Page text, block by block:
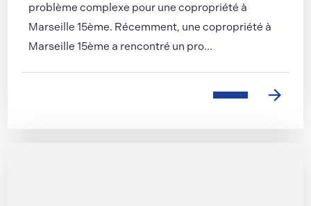
problème complexe pour une copropriété à
Marseille 15ème. Récemment, une copropriété à
Marseille 15ème a rencontré un pro...